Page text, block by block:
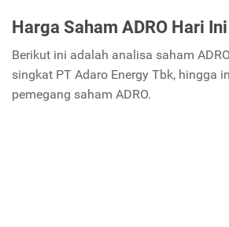
Harga Saham ADRO Hari Ini
Berikut ini adalah analisa saham
singkat PT Adaro Energy Tbk, hingga
pemegang saham ADRO.